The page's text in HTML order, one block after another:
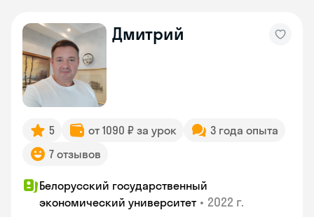
Дмитрий
5 от 1090 ₽ за урок
3 года опыта
7 отзывов
Белорусский государственный
экономический университет • 2022 г.